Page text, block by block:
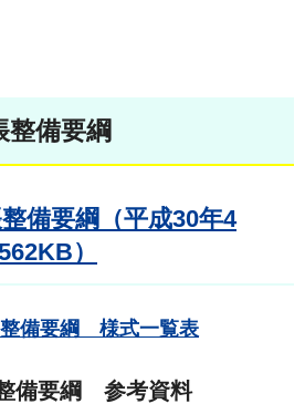
整備要綱
備要綱（平成30年4
）
備要綱 様式一覧表
備要綱 参考資料